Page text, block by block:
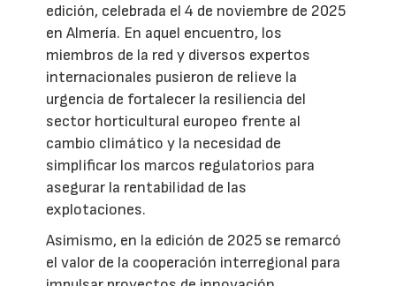
edición, celebrada el 4 de noviembre de 2025
en Almería. En aquel encuentro, los
miembros de la red y diversos expertos
internacionales pusieron de relieve la
urgencia de fortalecer la resiliencia del
sector horticultural europeo frente al
cambio climático y la necesidad de
simplificar los marcos regulatorios para
asegurar la rentabilidad de las
explotaciones.
Asimismo, en la edición de 2025 se remarcó
el valor de la cooperación interregional para